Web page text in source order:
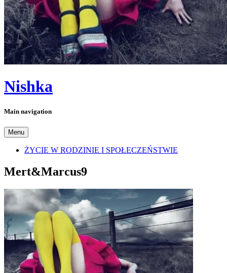
Nishka
Main navigation
Menu
ŻYCIE W RODZINIE I SPOŁECZEŃSTWIE
Mert&Marcus9